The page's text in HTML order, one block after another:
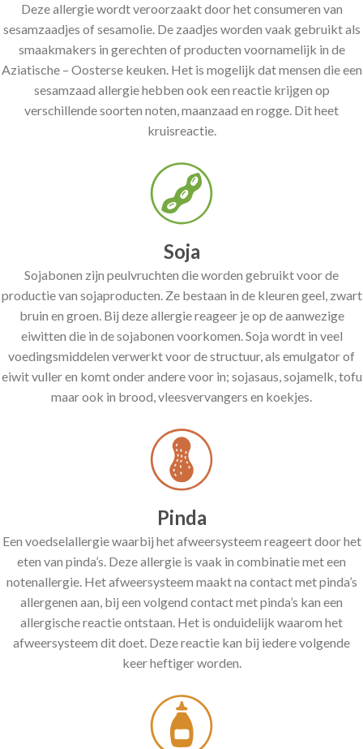
Deze allergie wordt veroorzaakt door het consumeren van
sesamzaadjes of sesamolie. De zaadjes worden vaak gebruikt als
smaakmakers in gerechten of producten voornamelijk in de
Aziatische – Oosterse keuken. Het is mogelijk dat mensen die een
sesamzaad allergie hebben ook een reactie krijgen op
verschillende soorten noten, maanzaad en rogge. Dit heet
kruisreactie.
Soja
Sojabonen zijn peulvruchten die worden gebruikt voor de
productie van sojaproducten. Ze bestaan in de kleuren geel, zwart
bruin en groen. Bij deze allergie reageer je op de aanwezige
eiwitten die in de sojabonen voorkomen. Soja wordt in veel
voedingsmiddelen verwerkt voor de structuur, als emulgator of
eiwit vuller en komt onder andere voor in; sojasaus, sojamelk, tofu
maar ook in brood, vleesvervangers en koekjes.
Pinda
Een voedselallergie waarbij het afweersysteem reageert door het
eten van pinda’s. Deze allergie is vaak in combinatie met een
notenallergie. Het afweersysteem maakt na contact met pinda’s
allergenen aan, bij een volgend contact met pinda’s kan een
allergische reactie ontstaan. Het is onduidelijk waarom het
afweersysteem dit doet. Deze reactie kan bij iedere volgende
keer heftiger worden.